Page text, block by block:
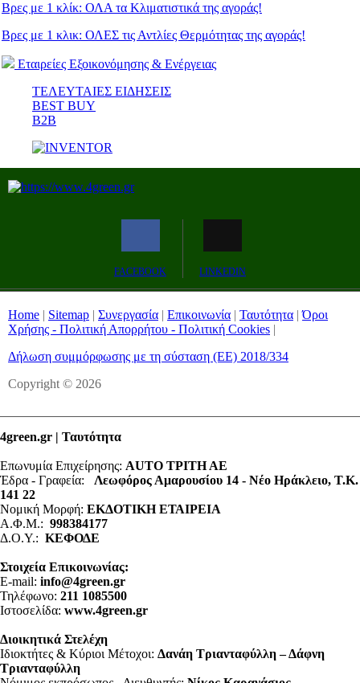
Βρες με 1 κλίκ: ΟΛΑ τα Κλιματιστικά της αγοράς!
Βρες με 1 κλικ: ΟΛΕΣ τις Αντλίες Θερμότητας της αγοράς!
Εταιρείες Εξοικονόμησης & Ενέργειας
ΤΕΛΕΥΤΑΙΕΣ ΕΙΔΗΣΕΙΣ
BEST BUY
B2B
FACEBOOK LINKEDIN
Home | Sitemap | Συνεργασία | Επικοινωνία | Ταυτότητα |Όροι
Χρήσης - Πολιτική Απορρήτου - Πολιτική Cookies |
Δήλωση συμμόρφωσης με τη σύσταση (ΕΕ) 2018/334
Copyright © 2026
4green.gr | Ταυτότητα
Επωνυμία Επιχείρησης: AUTO ΤΡΙΤΗ ΑΕ
Έδρα - Γραφεία: Λεωφόρος Αμαρουσίου 14 - Νέο Ηράκλειο, Τ.Κ.
141 22
Νομική Μορφή: ΕΚΔΟΤΙΚΗ ΕΤΑΙΡΕΙΑ
Α.Φ.Μ.: 998384177
Δ.Ο.Υ.: ΚΕΦΟΔΕ
Στοιχεία Επικοινωνίας:
E-mail: info@4green.gr
Τηλέφωνο: 211 1085500
Ιστοσελίδα: www.4green.gr
Διοικητικά Στελέχη
Ιδιοκτήτες & Κύριοι Μέτοχοι: Δανάη Τριανταφύλλη – Δάφνη
Τριανταφύλλη